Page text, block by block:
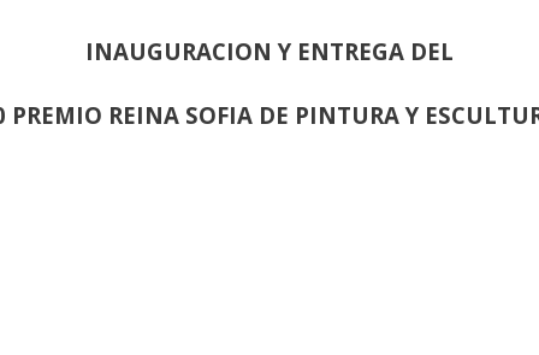
INAUGURACION Y ENTREGA DEL
PREMIO REINA SOFIA DE PINTURA Y